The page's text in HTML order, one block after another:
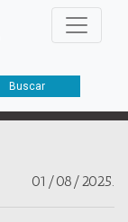
Buscar
01/08/2025.